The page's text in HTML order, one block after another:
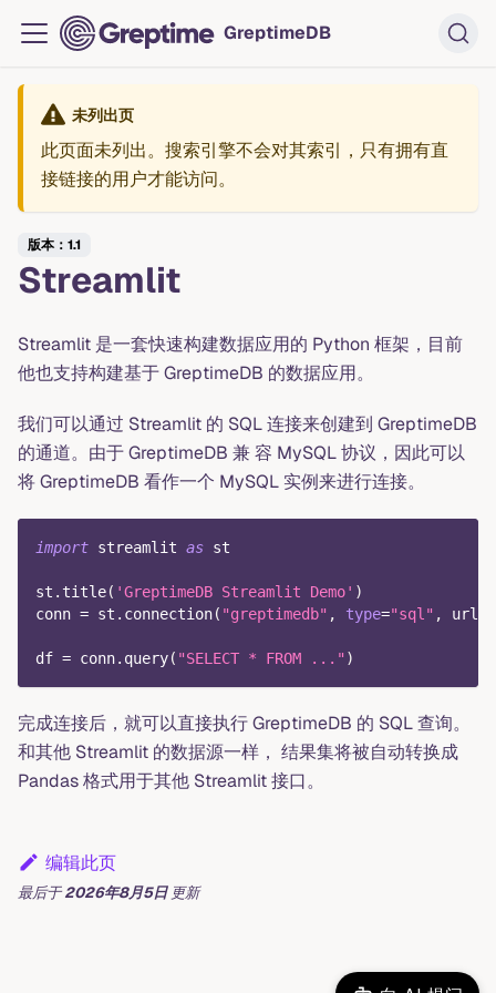
GreptimeDB
未列出页
此页面未列出。搜索引擎不会对其索引，只有拥有直
接链接的用户才能访问。
版本：1.1
Streamlit
Streamlit 是一套快速构建数据应用的 Python 框架，目前
他也支持构建基于 GreptimeDB 的数据应用。
我们可以通过 Streamlit 的 SQL 连接来创建到 GreptimeDB
的通道。由于 GreptimeDB 兼 容 MySQL 协议，因此可以
将 GreptimeDB 看作一个 MySQL 实例来进行连接。
import streamlit as st
st . title( 'GreptimeDB Streamlit Demo' )
conn = st . connection( "greptimedb" , type="sql" , url
df = conn. query( "SELECT * FROM ..." )
完成连接后，就可以直接执行 GreptimeDB 的 SQL 查询。
和其他 Streamlit 的数据源一样， 结果集将被自动转换成
Pandas 格式用于其他 Streamlit 接口。
编辑此页
最后于2026年8月5日 更新